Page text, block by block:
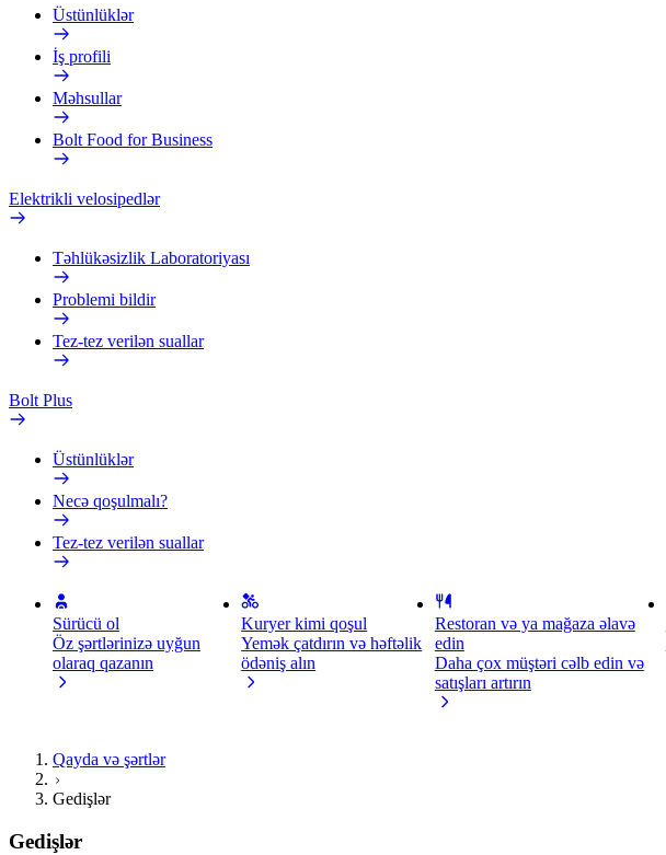
Üstünlüklər
İş profili
Məhsullar
Bolt Food for Business
Elektrikli velosipedlər
Təhlükəsizlik Laboratoriyası
Problemi bildir
Tez-tez verilən suallar
Bolt Plus
Üstünlüklər
Necə qoşulmalı?
Tez-tez verilən suallar
Sürücü ol
Öz şərtlərinizə uyğun
olaraq qazanın
Kuryer kimi qoşul
Yemək çatdırın və həftəlik
ödəniş alın
Restoran və ya mağaza əlavə
edin
Daha çox müştəri cəlb edin və
satışları artırın
Qayda və şərtlər
Gedişlər
Gedişlər